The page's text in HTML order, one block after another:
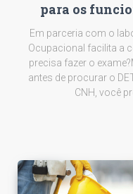
para os
Em parceria com o
Ocupacional facilita a
precisa fazer o
antes de procurar o
CNH, você